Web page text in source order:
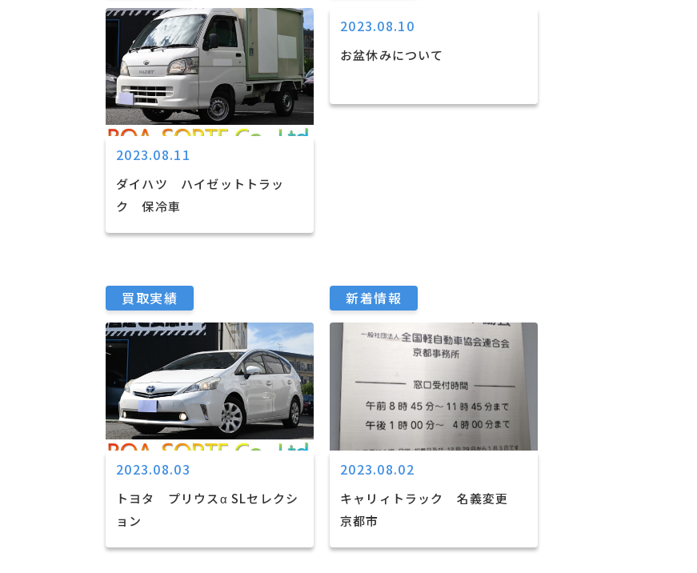
2023.08.11
ダイハツ ハイゼットトラッ
ク 保冷車
2023.08.10
お盆休みについて
買取実績
2023.08.03
トヨタ プリウスα SLセレクシ
ョン
新着情報
2023.08.02
キャリィトラック 名義変更
京都市